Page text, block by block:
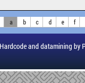
a b c d e f
Hardcode and datamining by